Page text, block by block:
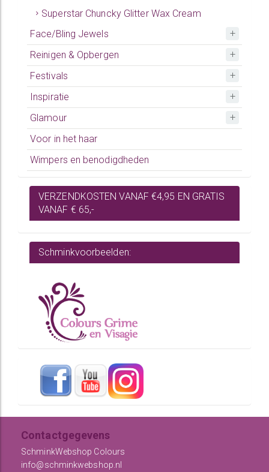
Superstar Chuncky Glitter Wax Cream
Face/Bling Jewels
Reinigen & Opbergen
Festivals
Inspiratie
Glamour
Voor in het haar
Wimpers en benodigdheden
VERZENDKOSTEN VANAF €4,95 EN GRATIS
VANAF € 65,-
Schminkvoorbeelden:
Contactgegevens
SchminkWebshop Colours
info@schminkwebshop.nl